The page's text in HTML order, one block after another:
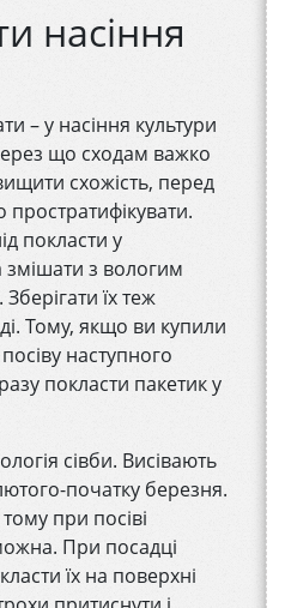
насіння
– у насіння культури
що сходам важко
схожість, перед
простратифікувати.
покласти у
з вологим
їх теж
Тому, якщо ви купили
наступного
покласти пакетик у
сівби. Висівають
початку березня.
при посіві
При посадці
їх на поверхні